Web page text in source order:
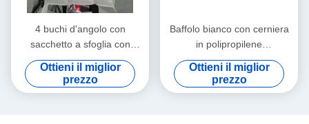
4 buchi d'angolo con
sacchetto a sfoglia con
design antipolvere e
capacità di carico fino a
2000 kg per soluzioni di
Ottieni il miglior
prezzo
Baffolo bianco con cerniera
in polipropilene
personalizzato
Ottieni il miglior
prezzo